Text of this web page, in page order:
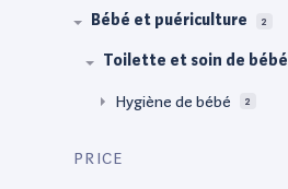
Bébé et puériculture 2
Toilette et soin de bébé
Hygiène de bébé 2
PRICE